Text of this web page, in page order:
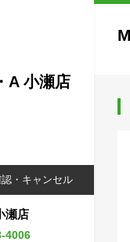
A 小瀬店
・キャンセル
瀬店
4006